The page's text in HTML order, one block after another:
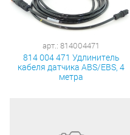
арт.: 814004471
814 004 471 Удлинитель
кабеля датчика ABS/EBS, 4
метра